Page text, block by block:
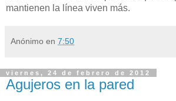
mantienen la línea viven más.
Anónimo en 7:50
viernes, 24 de febrero de 2012
Agujeros en la pared